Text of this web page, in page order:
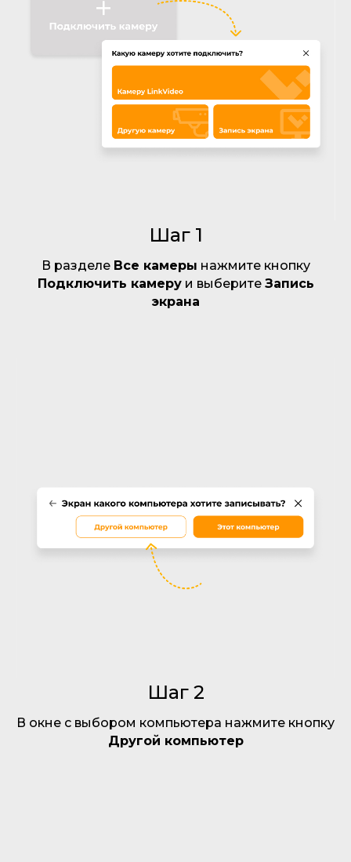
Шаг 1
В разделе Все камеры нажмите кнопку
Подключить камеруи выберите Запись
экрана
Шаг 2
В окне с выбором компьютера нажмите кнопку
Другой компьютер